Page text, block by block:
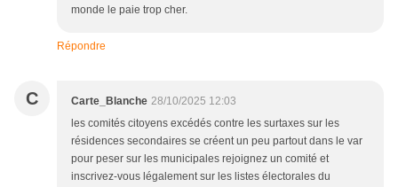
monde le paie trop cher.
Répondre
C Carte_Blanche 28/10/2025 12:03
les comités citoyens excédés contre les surtaxes sur les
résidences secondaires se créent un peu partout dans le var
pour peser sur les municipales rejoignez un comité et
inscrivez-vous légalement sur les listes électorales du